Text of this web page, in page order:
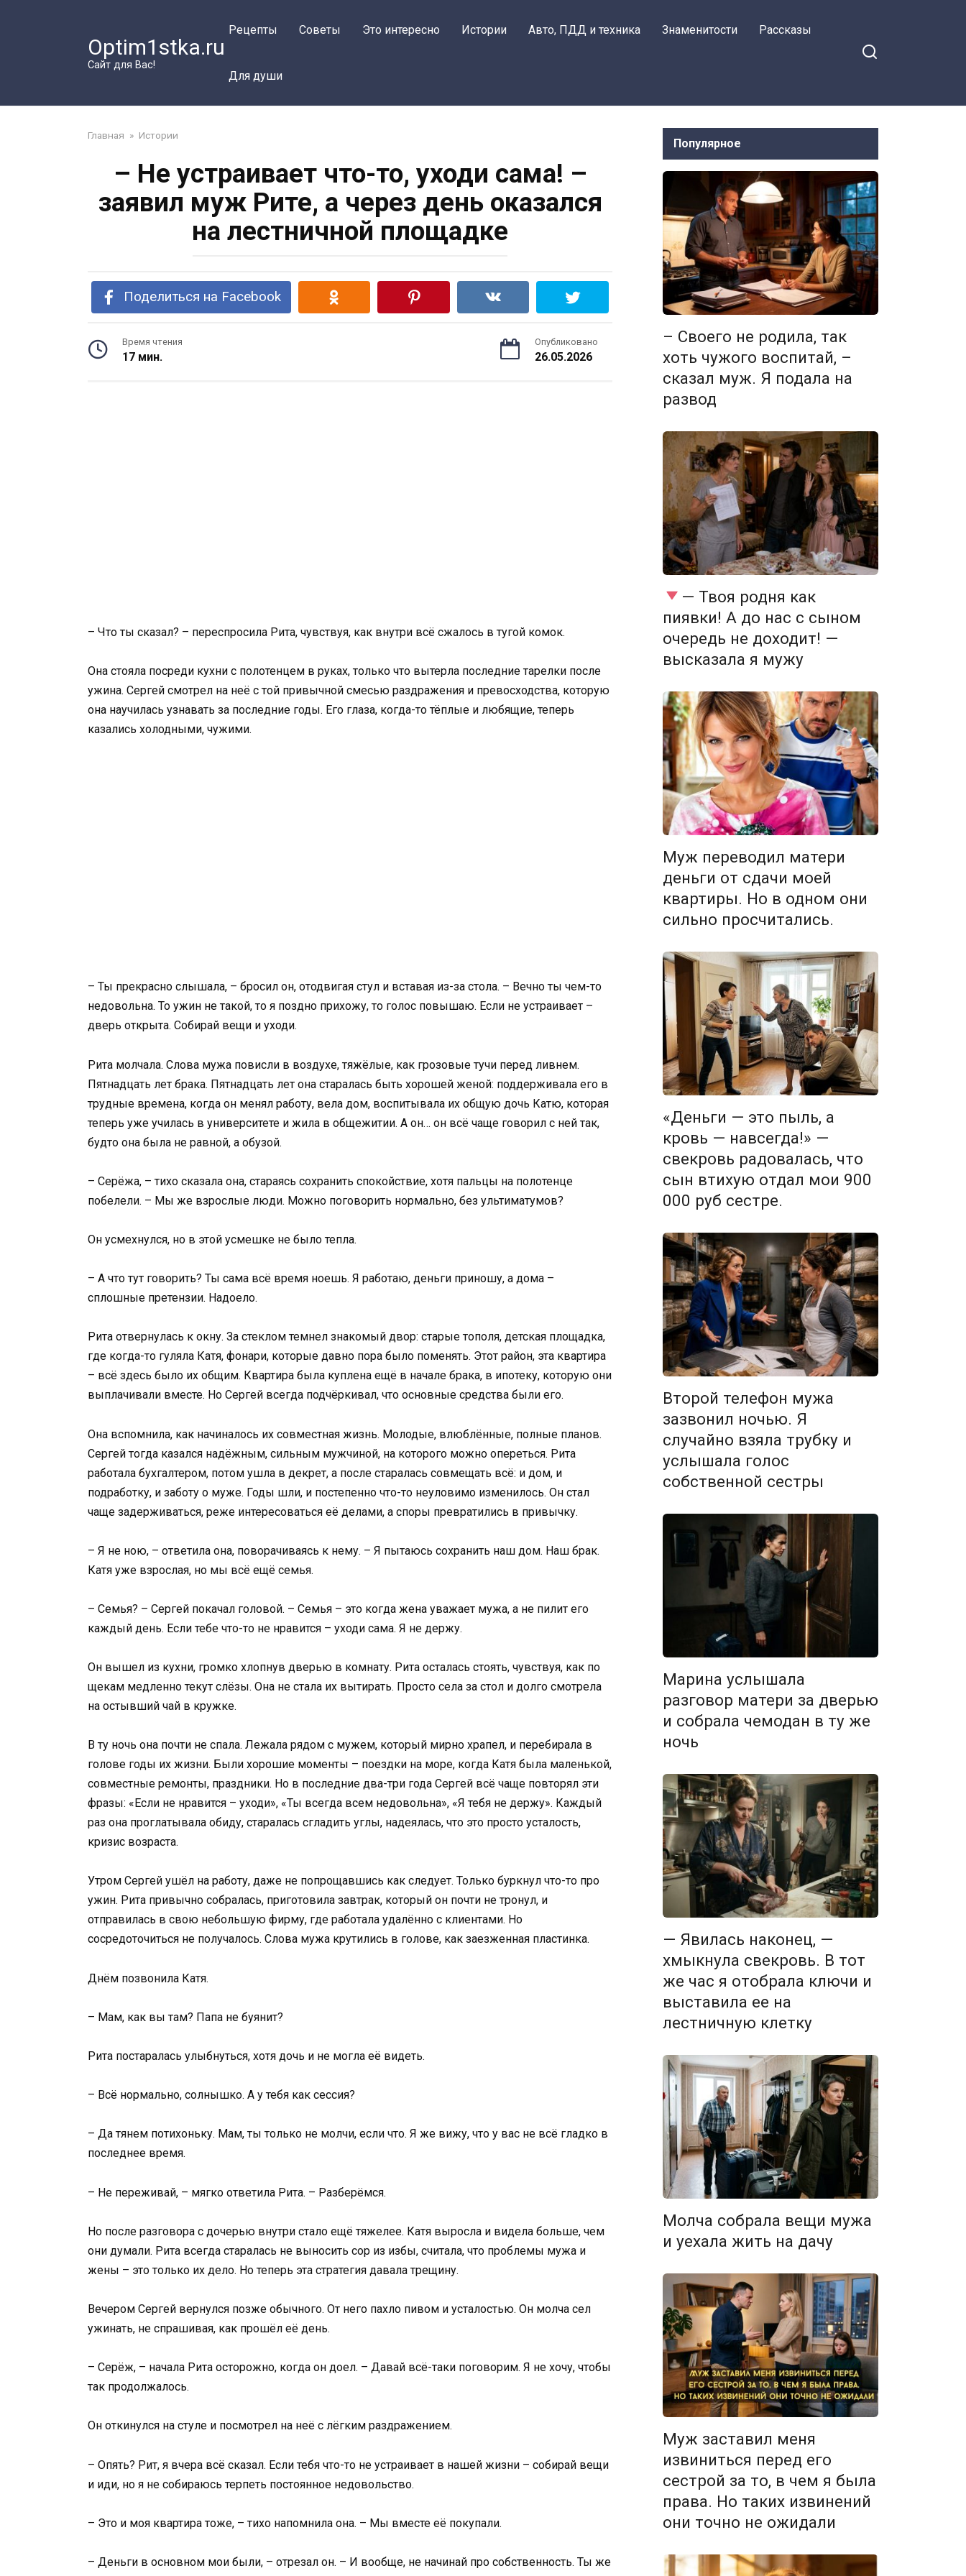
Optim1stka.ru
Сайт для Вас!
Рецепты Советы Это интересно Истории Авто, ПДД и техника Знаменитости Рассказы
Для души
Главная » Истории
– Не устраивает что-то, уходи сама! –
заявил муж Рите, а через день оказался
на лестничной площадке
Поделиться на Facebook
Время чтения
17 мин.
Опубликовано
26.05.2026
– Что ты сказал? – переспросила Рита, чувствуя, как внутри всё сжалось в тугой комок.
Она стояла посреди кухни с полотенцем в руках, только что вытерла последние тарелки после
ужина. Сергей смотрел на неё с той привычной смесью раздражения и превосходства, которую
она научилась узнавать за последние годы. Его глаза, когда-то тёплые и любящие, теперь
казались холодными, чужими.
– Ты прекрасно слышала, – бросил он, отодвигая стул и вставая из-за стола. – Вечно ты чем-то
недовольна. То ужин не такой, то я поздно прихожу, то голос повышаю. Если не устраивает –
дверь открыта. Собирай вещи и уходи.
Рита молчала. Слова мужа повисли в воздухе, тяжёлые, как грозовые тучи перед ливнем.
Пятнадцать лет брака. Пятнадцать лет она старалась быть хорошей женой: поддерживала его в
трудные времена, когда он менял работу, вела дом, воспитывала их общую дочь Катю, которая
теперь уже училась в университете и жила в общежитии. А он… он всё чаще говорил с ней так,
будто она была не равной, а обузой.
– Серёжа, – тихо сказала она, стараясь сохранить спокойствие, хотя пальцы на полотенце
побелели. – Мы же взрослые люди. Можно поговорить нормально, без ультиматумов?
Он усмехнулся, но в этой усмешке не было тепла.
– А что тут говорить? Ты сама всё время ноешь. Я работаю, деньги приношу, а дома –
сплошные претензии. Надоело.
Рита отвернулась к окну. За стеклом темнел знакомый двор: старые тополя, детская площадка,
где когда-то гуляла Катя, фонари, которые давно пора было поменять. Этот район, эта квартира
– всё здесь было их общим. Квартира была куплена ещё в начале брака, в ипотеку, которую они
выплачивали вместе. Но Сергей всегда подчёркивал, что основные средства были его.
Она вспомнила, как начиналось их совместная жизнь. Молодые, влюблённые, полные планов.
Сергей тогда казался надёжным, сильным мужчиной, на которого можно опереться. Рита
работала бухгалтером, потом ушла в декрет, а после старалась совмещать всё: и дом, и
подработку, и заботу о муже. Годы шли, и постепенно что-то неуловимо изменилось. Он стал
чаще задерживаться, реже интересоваться её делами, а споры превратились в привычку.
– Я не ною, – ответила она, поворачиваясь к нему. – Я пытаюсь сохранить наш дом. Наш брак.
Катя уже взрослая, но мы всё ещё семья.
– Семья? – Сергей покачал головой. – Семья – это когда жена уважает мужа, а не пилит его
каждый день. Если тебе что-то не нравится – уходи сама. Я не держу.
Он вышел из кухни, громко хлопнув дверью в комнату. Рита осталась стоять, чувствуя, как по
щекам медленно текут слёзы. Она не стала их вытирать. Просто села за стол и долго смотрела
на остывший чай в кружке.
В ту ночь она почти не спала. Лежала рядом с мужем, который мирно храпел, и перебирала в
голове годы их жизни. Были хорошие моменты – поездки на море, когда Катя была маленькой,
совместные ремонты, праздники. Но в последние два-три года Сергей всё чаще повторял эти
фразы: «Если не нравится – уходи», «Ты всегда всем недовольна», «Я тебя не держу». Каждый
раз она проглатывала обиду, старалась сгладить углы, надеялась, что это просто усталость,
кризис возраста.
Утром Сергей ушёл на работу, даже не попрощавшись как следует. Только буркнул что-то про
ужин. Рита привычно собралась, приготовила завтрак, который он почти не тронул, и
отправилась в свою небольшую фирму, где работала удалённо с клиентами. Но
сосредоточиться не получалось. Слова мужа крутились в голове, как заезженная пластинка.
Днём позвонила Катя.
– Мам, как вы там? Папа не буянит?
Рита постаралась улыбнуться, хотя дочь и не могла её видеть.
– Всё нормально, солнышко. А у тебя как сессия?
– Да тянем потихоньку. Мам, ты только не молчи, если что. Я же вижу, что у вас не всё гладко в
последнее время.
– Не переживай, – мягко ответила Рита. – Разберёмся.
Но после разговора с дочерью внутри стало ещё тяжелее. Катя выросла и видела больше, чем
они думали. Рита всегда старалась не выносить сор из избы, считала, что проблемы мужа и
жены – это только их дело. Но теперь эта стратегия давала трещину.
Вечером Сергей вернулся позже обычного. От него пахло пивом и усталостью. Он молча сел
ужинать, не спрашивая, как прошёл её день.
– Серёж, – начала Рита осторожно, когда он доел. – Давай всё-таки поговорим. Я не хочу, чтобы
так продолжалось.
Он откинулся на стуле и посмотрел на неё с лёгким раздражением.
– Опять? Рит, я вчера всё сказал. Если тебя что-то не устраивает в нашей жизни – собирай вещи
и иди, но я не собираюсь терпеть постоянное недовольство.
– Это и моя квартира тоже, – тихо напомнила она. – Мы вместе её покупали.
– Деньги в основном мои были, – отрезал он. – И вообще, не начинай про собственность. Ты же
Популярное
– Своего не родила, так
хоть чужого воспитай, –
сказал муж. Я подала на
развод
— Твоя родня как
пиявки! А до нас с сыном
очередь не доходит! —
высказала я мужу
Муж переводил матери
деньги от сдачи моей
квартиры. Но в одном они
сильно просчитались.
«Деньги — это пыль, а
кровь — навсегда!» —
свекровь радовалась, что
сын втихую отдал мои 900
000 руб сестре.
Второй телефон мужа
зазвонил ночью. Я
случайно взяла трубку и
услышала голос
собственной сестры
Марина услышала
разговор матери за дверью
и собрала чемодан в ту же
ночь
— Явилась наконец, —
хмыкнула свекровь. В тот
же час я отобрала ключи и
выставила ее на
лестничную клетку
Молча собрала вещи мужа
и уехала жить на дачу
Муж заставил меня
извиниться перед его
сестрой за то, в чем я была
права. Но таких извинений
они точно не ожидали